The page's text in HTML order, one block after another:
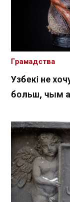
Узбекі не
больш, чым
Грамадства